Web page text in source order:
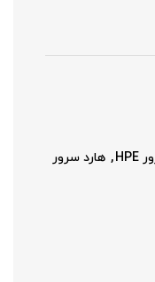
, هارد سرور